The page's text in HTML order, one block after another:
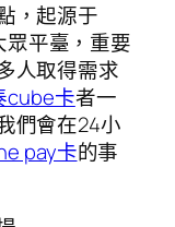
，起源于
平臺，重要
人取得需求
cube卡者一
們會在24小
pay卡的事